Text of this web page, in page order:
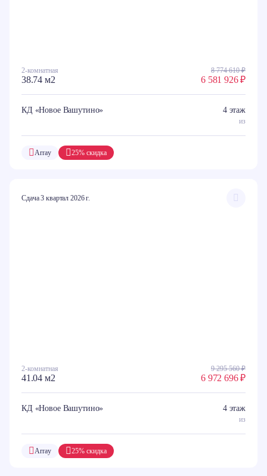
2-комнатная
38.74 м2
8 774 610 ₽
6 581 926 ₽
КД «Новое Вашутино» 4 этаж
из
25% скидка
Array
Сдача 3 квартал 2026 г.
2-комнатная
41.04 м2
9 295 560 ₽
6 972 696 ₽
КД «Новое Вашутино» 4 этаж
из
25% скидка
Array